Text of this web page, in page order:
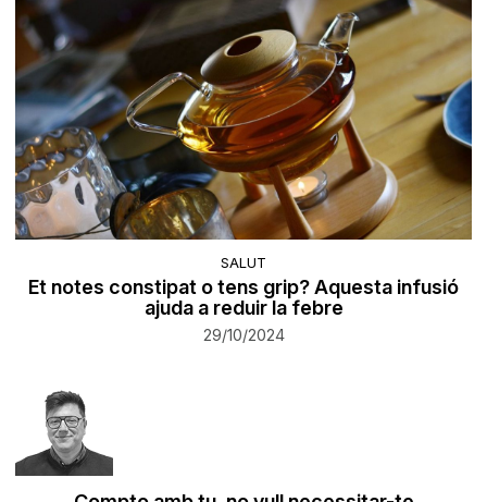
SALUT
Et notes constipat o tens grip? Aquesta infusió
ajuda a reduir la febre
29/10/2024